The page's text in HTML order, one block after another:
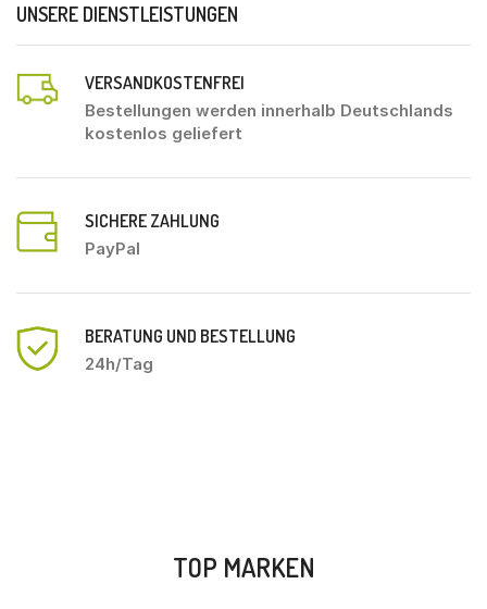
UNSERE DIENSTLEISTUNGEN
VERSANDKOSTENFREI
Bestellungen werden innerhalb Deutschlands
kostenlos geliefert
SICHERE ZAHLUNG
PayPal
BERATUNG UND BESTELLUNG
24h/Tag
TOP MARKEN